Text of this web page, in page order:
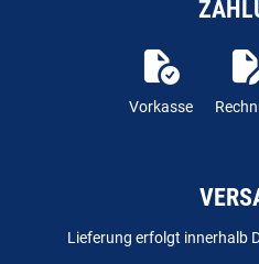
Vorkasse
Lieferung erfolgt innerhalb